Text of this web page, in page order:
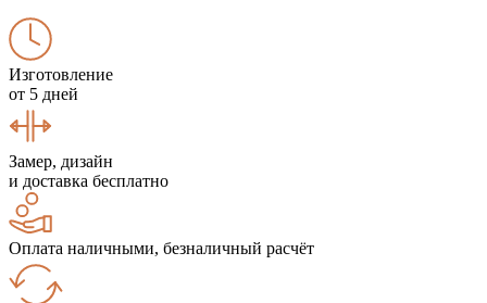
Изготовление
от 5 дней
Замер, дизайн
и доставка бесплатно
Оплата наличными, безналичный расчёт